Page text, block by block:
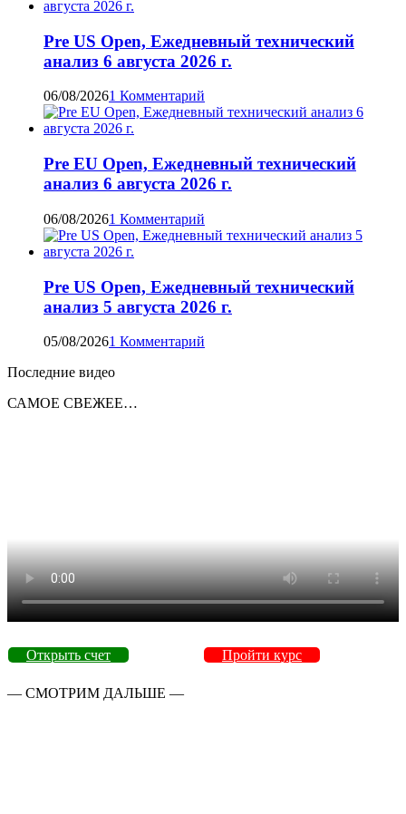
Pre US Open, Ежедневный технический
анализ 6 августа 2026 г.
06/08/20261 Комментарий
Pre EU Open, Ежедневный технический
анализ 6 августа 2026 г.
06/08/20261 Комментарий
Pre US Open, Ежедневный технический
анализ 5 августа 2026 г.
05/08/20261 Комментарий
Последние видео
САМОЕ СВЕЖЕЕ…
Открыть счет Пройти курс
— СМОТРИМ ДАЛЬШЕ —